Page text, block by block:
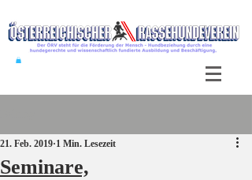
Seminare,
21. Feb. 2019 1 Min. Lesezeit